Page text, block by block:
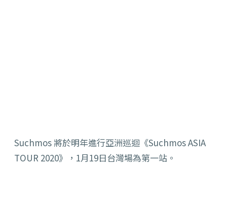
Suchmos 將於明年進行亞洲巡迴《Suchmos ASIA
TOUR 2020》，1月19日台灣場為第一站。